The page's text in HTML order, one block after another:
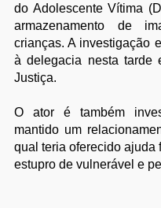
do Adolescente Vítima
armazenamento de
crianças. A investigação
à delegacia nesta tarde
Justiça.
O ator é também
mantido um
qual teria oferecido ajuda
estupro de vulnerável e